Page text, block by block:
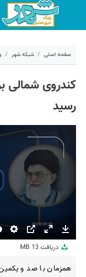
صفحه اصلی شبکه شهر
کد مطلب:
کندروی شمالی
رسید
Settings
PIP
Enter
fullscreen
دریافت 13 MB
همزمان با صد و یکمین